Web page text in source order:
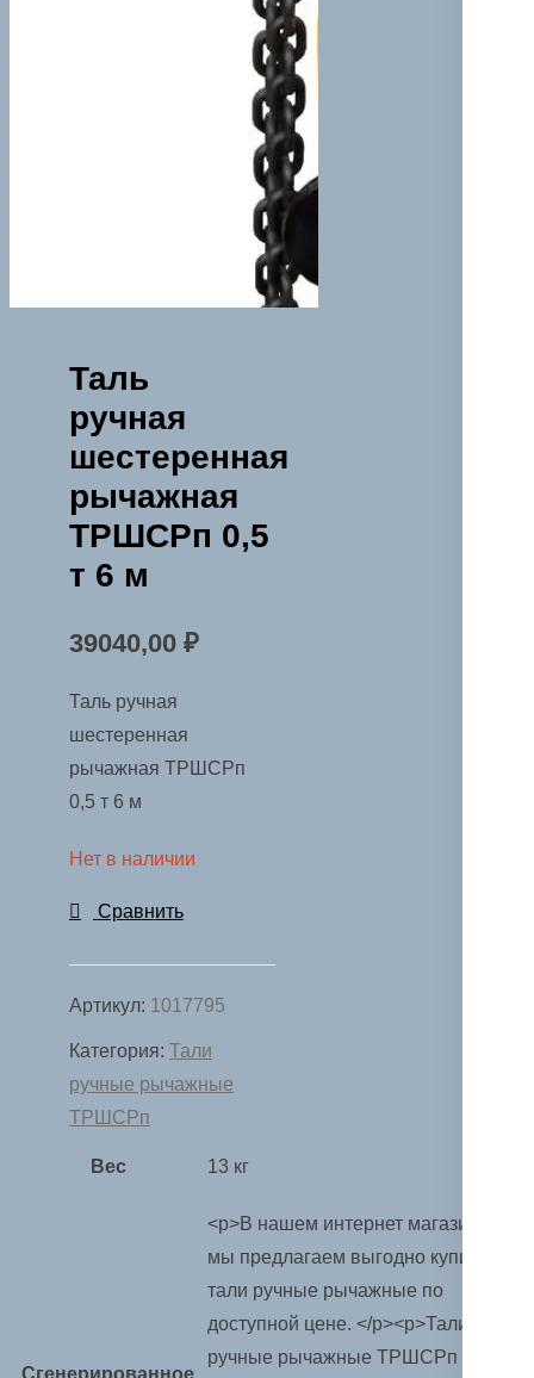
Таль
ручная
шестеренная
рычажная
ТРШСРп 0,5
т 6 м
39040,00 ₽
Таль ручная
шестеренная
рычажная ТРШСРп
0,5 т 6 м
Нет в наличии
Сравнить
Артикул: 1017795
Категория: Тали
ручные рычажные
ТРШСРп
Вес 13 кг
Сгенерированное
<p>В нашем интернет магазине
мы предлагаем выгодно купить
тали ручные рычажные по
доступной цене. </p><p>Тали
ручные рычажные ТРШСРп